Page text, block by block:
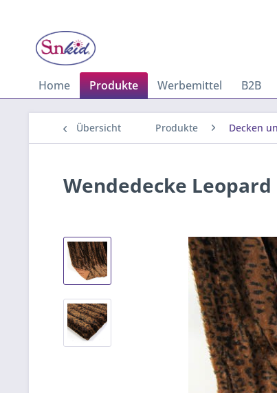
Home Produkte Werbemittel B2B
Übersicht Produkte Decken
Wendedecke